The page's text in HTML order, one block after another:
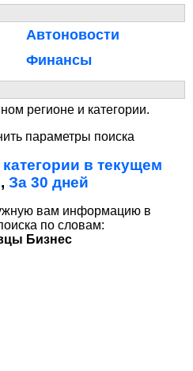
Автоновости
Финансы
регионе и категории.
параметры поиска
в текущем
, За 30 дней
вам информацию в
по словам:
Бизнес